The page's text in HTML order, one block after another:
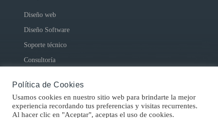
Diseño web
Diseño Software
Soporte técnico
Consultoría
Política de Cookies
Usamos cookies en nuestro sitio web para brindarte la mejor
experiencia recordando tus preferencias y visitas recurrentes.
Al hacer clic en "Aceptar", aceptas el uso de cookies.